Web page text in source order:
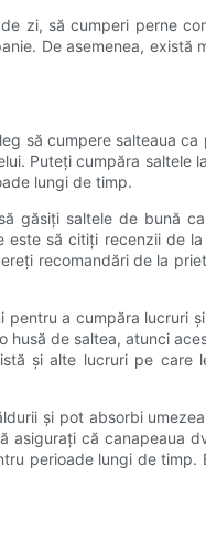
zi, să cumperi perne
De asemenea,
să cumpere salteaua
Puteți cumpăra saltele
lungi de timp.
găsiți saltele de bună
să citiți recenzii de
recomandări de la
a cumpăra lucruri
husă de saltea, atunci
și alte lucruri pe
și pot absorbi
asigurați că canapeaua
perioade lungi de timp.